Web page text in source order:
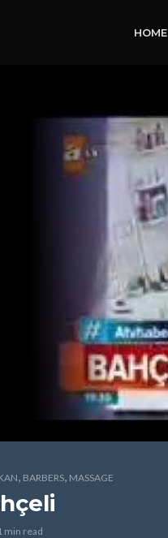
HOME
, BARBERS, MASSAGE
min read